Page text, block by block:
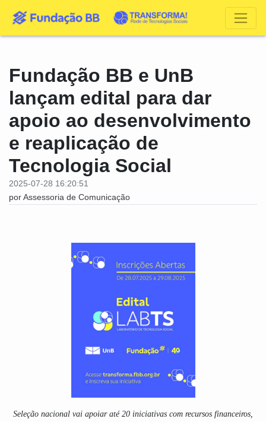
Fundação BB e UnB
lançam edital para dar
apoio ao desenvolvimento
e reaplicação de
Tecnologia Social
2025-07-28 16:20:51
por Assessoria de Comunicação
Seleção nacional vai apoiar até 20 iniciativas com recursos financeiros,